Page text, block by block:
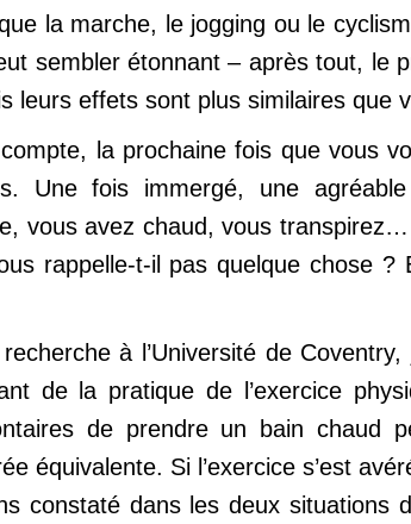
la marche, le jogging ou le
sembler étonnant – après tout, le
leurs effets sont plus similaires que
la prochaine fois que vous
Une fois immergé, une
vous avez chaud, vous
rappelle-t-il pas quelque chose
à l’Université de
de la pratique de l’exercice
de prendre un bain chaud
équivalente. Si l’exercice s’est
constaté dans les deux